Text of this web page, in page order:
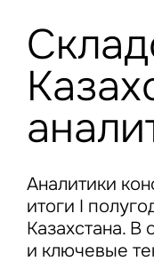
Аналитики
итоги I
Казахстана. В
и ключевые